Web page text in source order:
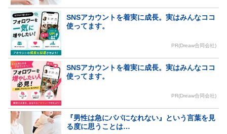
SNSアカウントを着実に成長。実はみんなココ
使ってます。
PR(Dreaw合同会社)
SNSアカウントを着実に成長。実はみんなココ
使ってます。
PR(Dreaw合同会社)
『男性は急にパパになれない』という言葉を見
る度に思うことは…